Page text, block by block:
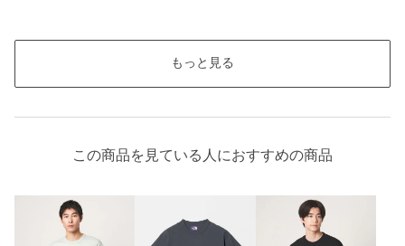
もっと見る
この商品を見ている人におすすめの商品